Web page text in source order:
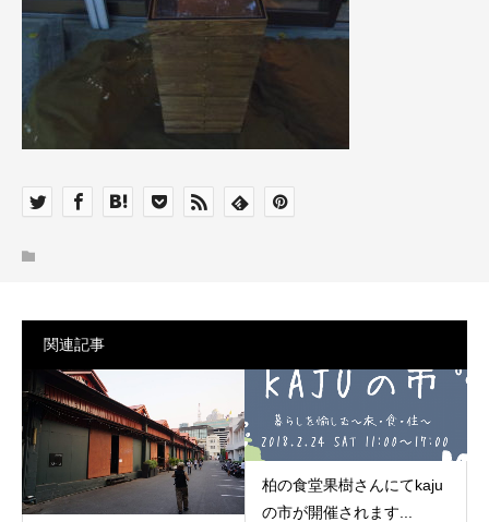
関連記事
柏の食堂果樹さんにてkaju
の市が開催されます...